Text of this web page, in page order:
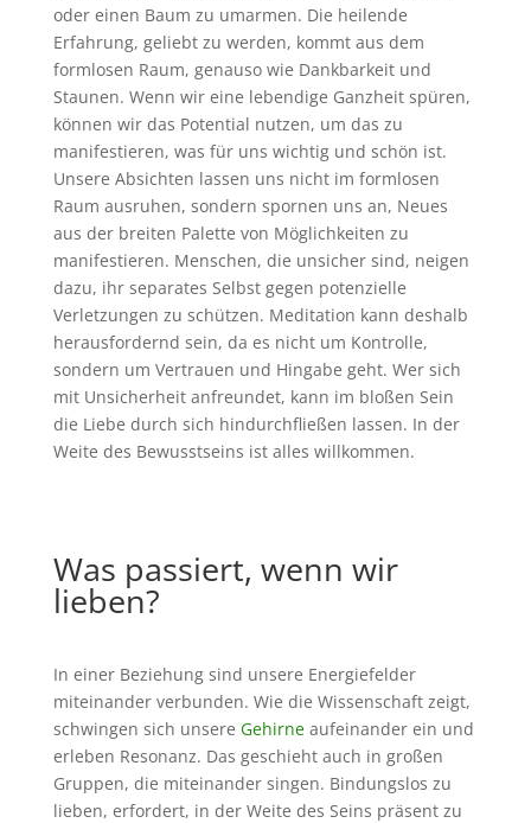
oder einen Baum zu umarmen. Die heilende
Erfahrung, geliebt zu werden, kommt aus dem
formlosen Raum, genauso wie Dankbarkeit und
Staunen. Wenn wir eine lebendige Ganzheit spüren,
können wir das Potential nutzen, um das zu
manifestieren, was für uns wichtig und schön ist.
Unsere Absichten lassen uns nicht im formlosen
Raum ausruhen, sondern spornen uns an, Neues
aus der breiten Palette von Möglichkeiten zu
manifestieren. Menschen, die unsicher sind, neigen
dazu, ihr separates Selbst gegen potenzielle
Verletzungen zu schützen. Meditation kann deshalb
herausfordernd sein, da es nicht um Kontrolle,
sondern um Vertrauen und Hingabe geht. Wer sich
mit Unsicherheit anfreundet, kann im bloßen Sein
die Liebe durch sich hindurchfließen lassen. In der
Weite des Bewusstseins ist alles willkommen.
Was passiert, wenn wir
lieben?
In einer Beziehung sind unsere Energiefelder
miteinander verbunden. Wie die Wissenschaft zeigt,
schwingen sich unsere Gehirneaufeinander ein und
erleben Resonanz. Das geschieht auch in großen
Gruppen, die miteinander singen. Bindungslos zu
lieben, erfordert, in der Weite des Seins präsent zu